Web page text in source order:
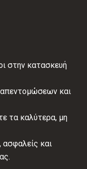
στην κατασκευή
και
τα καλύτερα, μη
ασφαλείς και